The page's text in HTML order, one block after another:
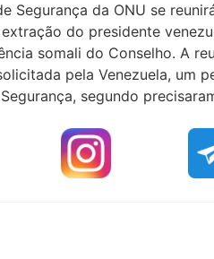
Segurança da ONU se
do presidente
somali do Conselho. A
pela Venezuela, um
segundo